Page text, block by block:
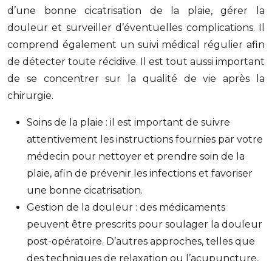
d’une bonne cicatrisation de la plaie, gérer la
douleur et surveiller d’éventuelles complications. Il
comprend également un suivi médical régulier afin
de détecter toute récidive. Il est tout aussi important
de se concentrer sur la qualité de vie après la
chirurgie.
Soins de la plaie : il est important de suivre
attentivement les instructions fournies par votre
médecin pour nettoyer et prendre soin de la
plaie, afin de prévenir les infections et favoriser
une bonne cicatrisation.
Gestion de la douleur : des médicaments
peuvent être prescrits pour soulager la douleur
post-opératoire. D’autres approches, telles que
des techniques de relaxation ou l’acupuncture,